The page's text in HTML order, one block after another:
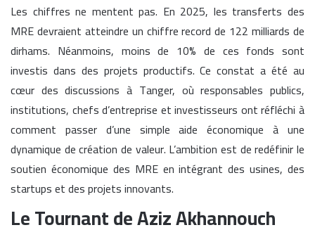
Les chiffres ne mentent pas. En 2025, les transferts des
MRE devraient atteindre un chiffre record de 122 milliards de
dirhams. Néanmoins, moins de 10% de ces fonds sont
investis dans des projets productifs. Ce constat a été au
cœur des discussions à Tanger, où responsables publics,
institutions, chefs d’entreprise et investisseurs ont réfléchi à
comment passer d’une simple aide économique à une
dynamique de création de valeur. L’ambition est de redéfinir le
soutien économique des MRE en intégrant des usines, des
startups et des projets innovants.
Le Tournant de Aziz Akhannouch